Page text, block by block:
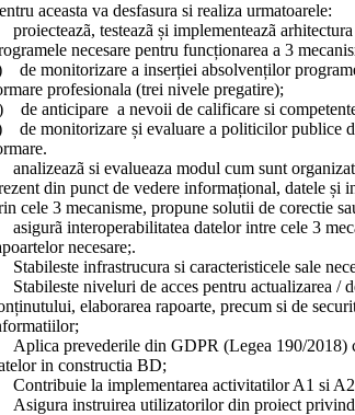
aceasta va desfasura si realiza urmatoarele:
proiecteazã, testeazã și implementeazã
necesare pentru funcționarea a 3
de monitorizare a inserției absolvenților
profesionala (trei nivele pregatire);
de anticipare a nevoii de calificare si
de monitorizare și evaluare a politicilor publice
analizeazã si evalueaza modul cum sunt
din punct de vedere informațional, datele și
cele 3 mecanisme, propune solutii de corectie
asigurã interoperabilitatea datelor intre cele 3
necesare;.
Stabileste infrastrucura si caracteristicele sale
Stabileste niveluri de acces pentru actualizarea /
elaborarea rapoarte, precum si de
Aplica prevederile din GDPR (Legea 190/2018)
in constructia BD;
Contribuie la implementarea activitatilor A1 si
Asigura instruirea utilizatorilor din proiect privind